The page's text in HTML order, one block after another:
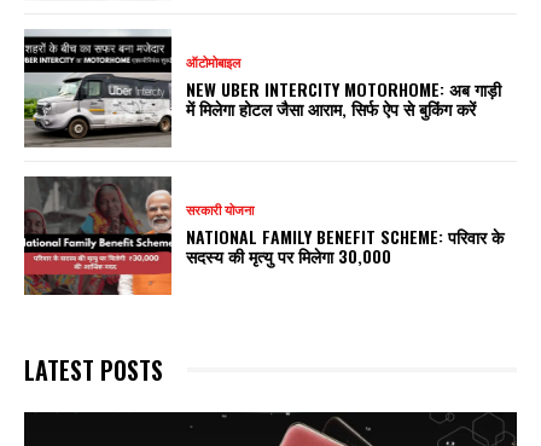
ऑटोमोबाइल
NEW UBER INTERCITY MOTORHOME: अब गाड़ी
में मिलेगा होटल जैसा आराम, सिर्फ ऐप से बुकिंग करें
सरकारी योजना
NATIONAL FAMILY BENEFIT SCHEME: परिवार के
सदस्य की मृत्यु पर मिलेगा ₹30,000
LATEST POSTS